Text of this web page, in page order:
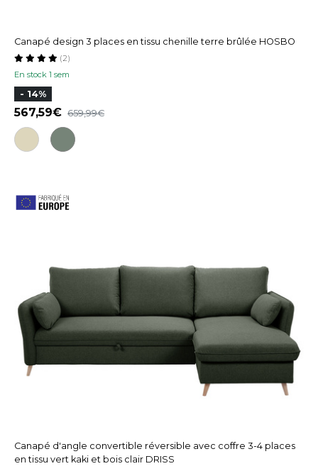
Canapé design 3 places en tissu chenille terre brûlée HOSBO
En stock 1 sem
(2)
- 14%
567,59 659,99
Canapé d'angle convertible réversible avec coffre 3-4 places
en tissu vert kaki et bois clair DRISS